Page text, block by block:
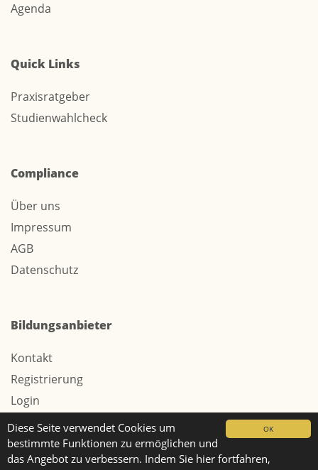
OK
Diese Seite verwendet Cookies um
bestimmte Funktionen zu ermöglichen und
das Angebot zu verbessern. Indem Sie hier fortfahren,
Agenda
Quick Links
Praxisratgeber
Studienwahlcheck
Compliance
Über uns
Impressum
AGB
Datenschutz
Bildungsanbieter
Kontakt
Registrierung
Login
Werbung / Tarife